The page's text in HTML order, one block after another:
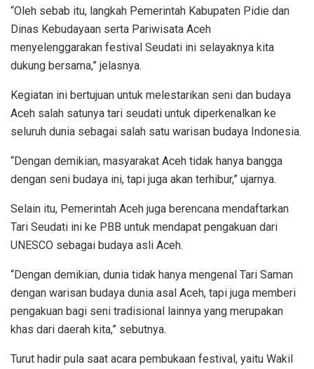
“Oleh sebab itu, langkah Pemerintah Kabupaten Pidie dan
Dinas Kebudayaan serta Pariwisata Aceh
menyelenggarakan festival Seudati ini selayaknya kita
dukung bersama,” jelasnya.
Kegiatan ini bertujuan untuk melestarikan seni dan budaya
Aceh salah satunya tari seudati untuk diperkenalkan ke
seluruh dunia sebagai salah satu warisan budaya Indonesia.
“Dengan demikian, masyarakat Aceh tidak hanya bangga
dengan seni budaya ini, tapi juga akan terhibur,” ujarnya.
Selain itu, Pemerintah Aceh juga berencana mendaftarkan
Tari Seudati ini ke PBB untuk mendapat pengakuan dari
UNESCO sebagai budaya asli Aceh.
“Dengan demikian, dunia tidak hanya mengenal Tari Saman
dengan warisan budaya dunia asal Aceh, tapi juga memberi
pengakuan bagi seni tradisional lainnya yang merupakan
khas dari daerah kita,” sebutnya.
Turut hadir pula saat acara pembukaan festival, yaitu Wakil